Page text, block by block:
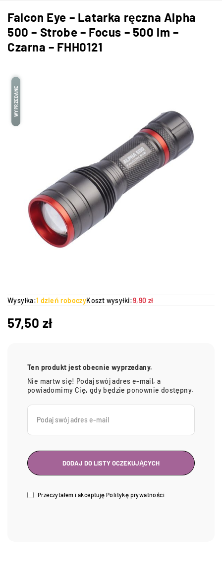
Falcon Eye – Latarka ręczna Alpha
500 – Strobe – Focus – 500 lm –
Czarna – FHH0121
WYPRZEDANE
Wysyłka:1 dzień roboczyKoszt wysyłki:9,90 zł
57,50 zł
Ten produkt jest obecnie wyprzedany.
Nie martw się! Podaj swój adres e-mail, a
powiadomimy Cię, gdy będzie ponownie dostępny.
Przeczytałem i akceptuję Politykę prywatności